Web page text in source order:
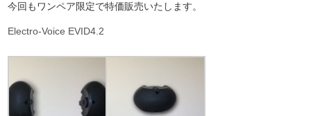
今回もワンペア限定で特価販売いたします。
Electro-Voice EVID4.2